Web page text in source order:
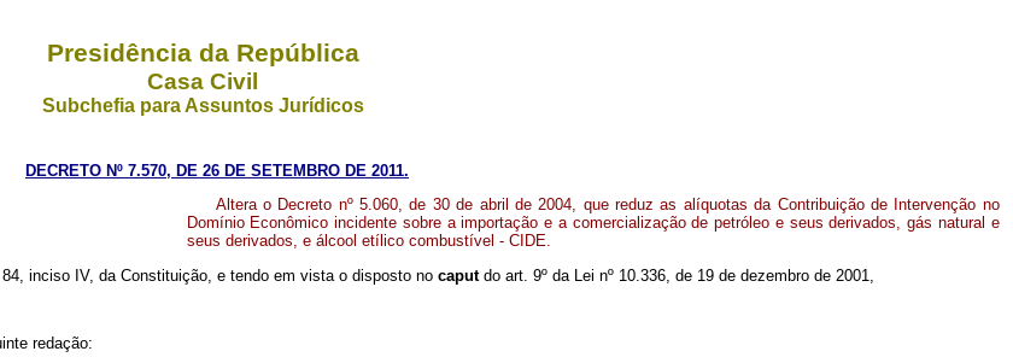
Presidência da República
Casa Civil
Subchefia para Assuntos Jurídicos
DECRETO Nº 7.570, DE 26 DE SETEMBRO DE 2011.
Altera o Decreto nº 5.060, de 30 de abril de 2004, que reduz as alíquotas da Contribuição de Intervenção no
Domínio Econômico incidente sobre a importação e a comercialização de petróleo e seus derivados, gás natural e
seus derivados, e álcool etílico combustível - CIDE.
inciso IV, da Constituição, e tendo em vista o disposto no caput do art. 9º da Lei nº 10.336, de 19 de dezembro de 2001,
redação: